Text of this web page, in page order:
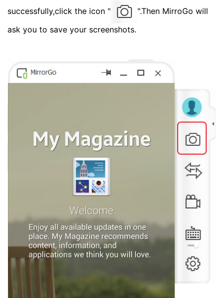
successfully,click the icon "
".Then MirroGo will
ask you to save your screenshots.